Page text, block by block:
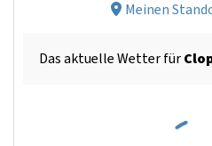
Meinen
Das aktuelle Wetter für